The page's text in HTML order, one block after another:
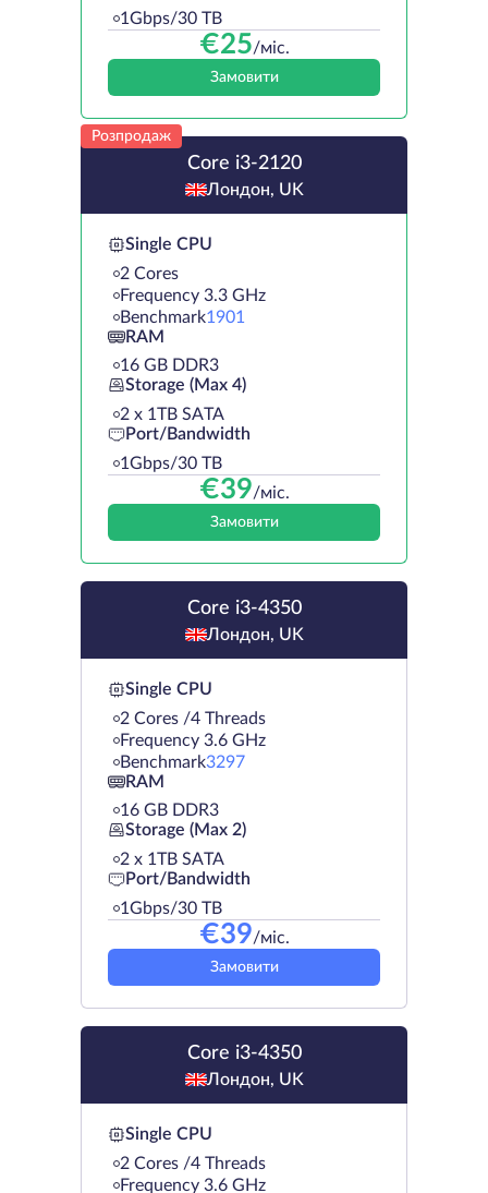
1Gbps/30 TB
€25/міс.
Замовити
Розпродаж
Core i3-2120
Лондон, UK
Single CPU
2 Cores
Frequency 3.3 GHz
Benchmark1901
RAM
16 GB DDR3
Storage (Max 4)
2 х 1TB SATA
Port/Bandwidth
1Gbps/30 TB
€39/міс.
Замовити
Core i3-4350
Лондон, UK
Single CPU
2 Cores /4 Threads
Frequency 3.6 GHz
Benchmark3297
RAM
16 GB DDR3
Storage (Max 2)
2 х 1TB SATA
Port/Bandwidth
1Gbps/30 TB
€39/міс.
Замовити
Core i3-4350
Лондон, UK
Single CPU
2 Cores /4 Threads
Frequency 3.6 GHz